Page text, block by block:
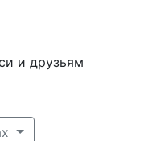
и друзьям